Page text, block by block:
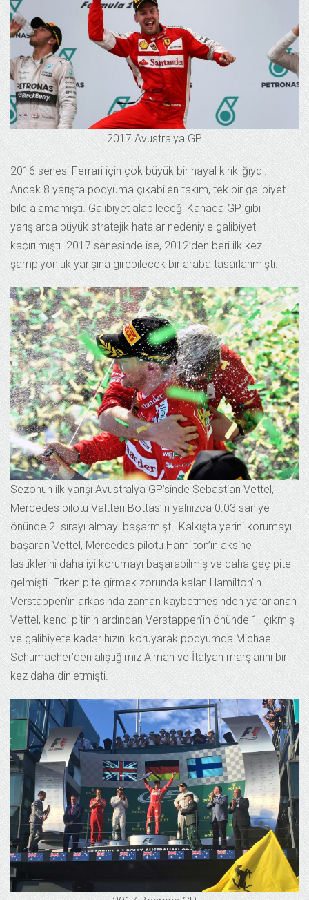
2017 Avustralya GP
2016 senesi Ferrari için çok büyük bir hayal kırıklığıydı.
Ancak 8 yarışta podyuma çıkabilen takım, tek bir galibiyet
bile alamamıştı. Galibiyet alabileceği Kanada GP gibi
yarışlarda büyük stratejik hatalar nedeniyle galibiyet
kaçırılmıştı. 2017 senesinde ise, 2012’den beri ilk kez
şampiyonluk yarışına girebilecek bir araba tasarlanmıştı.
Sezonun ilk yarışı Avustralya GP’sinde Sebastian Vettel,
Mercedes pilotu Valtteri Bottas’ın yalnızca 0.03 saniye
önünde 2. sırayı almayı başarmıştı. Kalkışta yerini korumayı
başaran Vettel, Mercedes pilotu Hamilton’ın aksine
lastiklerini daha iyi korumayı başarabilmiş ve daha geç pite
gelmişti. Erken pite girmek zorunda kalan Hamilton’ın
Verstappen’in arkasında zaman kaybetmesinden yararlanan
Vettel, kendi pitinin ardından Verstappen’in önünde 1. çıkmış
ve galibiyete kadar hızını koruyarak podyumda Michael
Schumacher’den alıştığımız Alman ve İtalyan marşlarını bir
kez daha dinletmişti.